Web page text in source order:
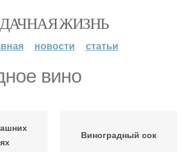
ДАЧНАЯ ЖИЗНЬ
новости статьи
вино
Виноградный сок